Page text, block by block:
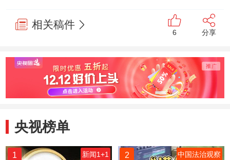
相关稿件
6 分享
央视榜单
1 新闻1+1 2 中国法治观察